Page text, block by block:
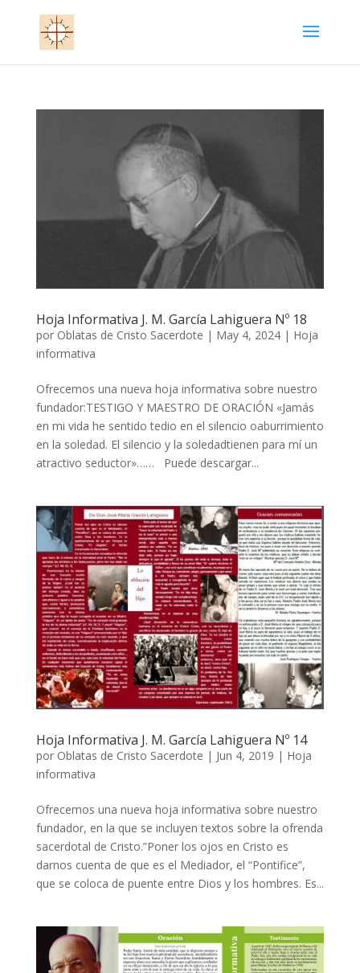
Hoja Informativa J. M. García Lahiguera Nº 18
por Oblatas de Cristo Sacerdote | May 4, 2024| Hoja
informativa
Ofrecemos una nueva hoja informativa sobre nuestro
fundador:TESTIGO Y MAESTRO DE ORACIÓN «Jamás
en mi vida he sentido tedio en el silencio oaburrimiento
en la soledad. El silencio y la soledadtienen para mí un
atractivo seductor»…… Puede descargar...
Hoja Informativa J. M. García Lahiguera Nº 14
por Oblatas de Cristo Sacerdote | Jun 4, 2019 | Hoja
informativa
Ofrecemos una nueva hoja informativa sobre nuestro
fundador, en la que se incluyen textos sobre la ofrenda
sacerdotal de Cristo.”Poner los ojos en Cristo es
darnos cuenta de que es el Mediador, el “Pontifice”,
que se coloca de puente entre Dios y los hombres. Es...